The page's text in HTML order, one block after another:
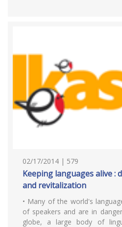
02/17/2014 | 579
Keeping languages alive :
and revitalization
• Many of the world's
of speakers and are in
globe, a large body of